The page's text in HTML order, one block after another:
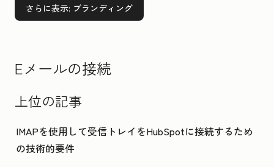
さらに表示: ブランディング
Eメールの接続
上位の記事
IMAPを使用して受信トレイをHubSpotに接続するため
の技術的要件